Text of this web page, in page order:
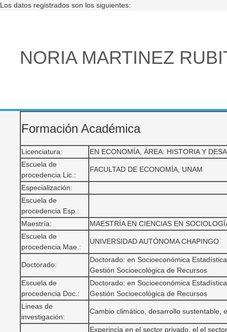
Los datos registrados son los siguientes:
NORIA MARTINEZ
Formación Académica
Licenciatura:
EN ECONOMÍA, ÁREA: HISTORIA Y
Escuela de
procedencia Lic.:
FACULTAD DE ECONOMÍA, UNAM
Especialización:
Escuela de
procedencia Esp.:
Maestría:
MAESTRÍA EN CIENCIAS EN
Escuela de
procedencia Mae.:
UNIVERSIDAD AUTÓNOMA CHAPINGO
Doctorado:
Doctorado: en Socioeconómica
Gestión Socioecológica de Recursos
Escuela de
procedencia Doc.:
Doctorado: en Socioeconómica
Gestión Socioecológica de Recursos
Lineas de
investigación:
Cambio climático, desarrollo sustentable,
Experincia en el sector privado, el el